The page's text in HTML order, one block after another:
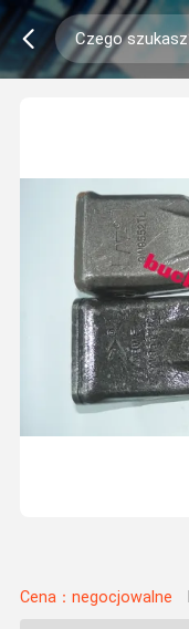
Cena：negocjowalne